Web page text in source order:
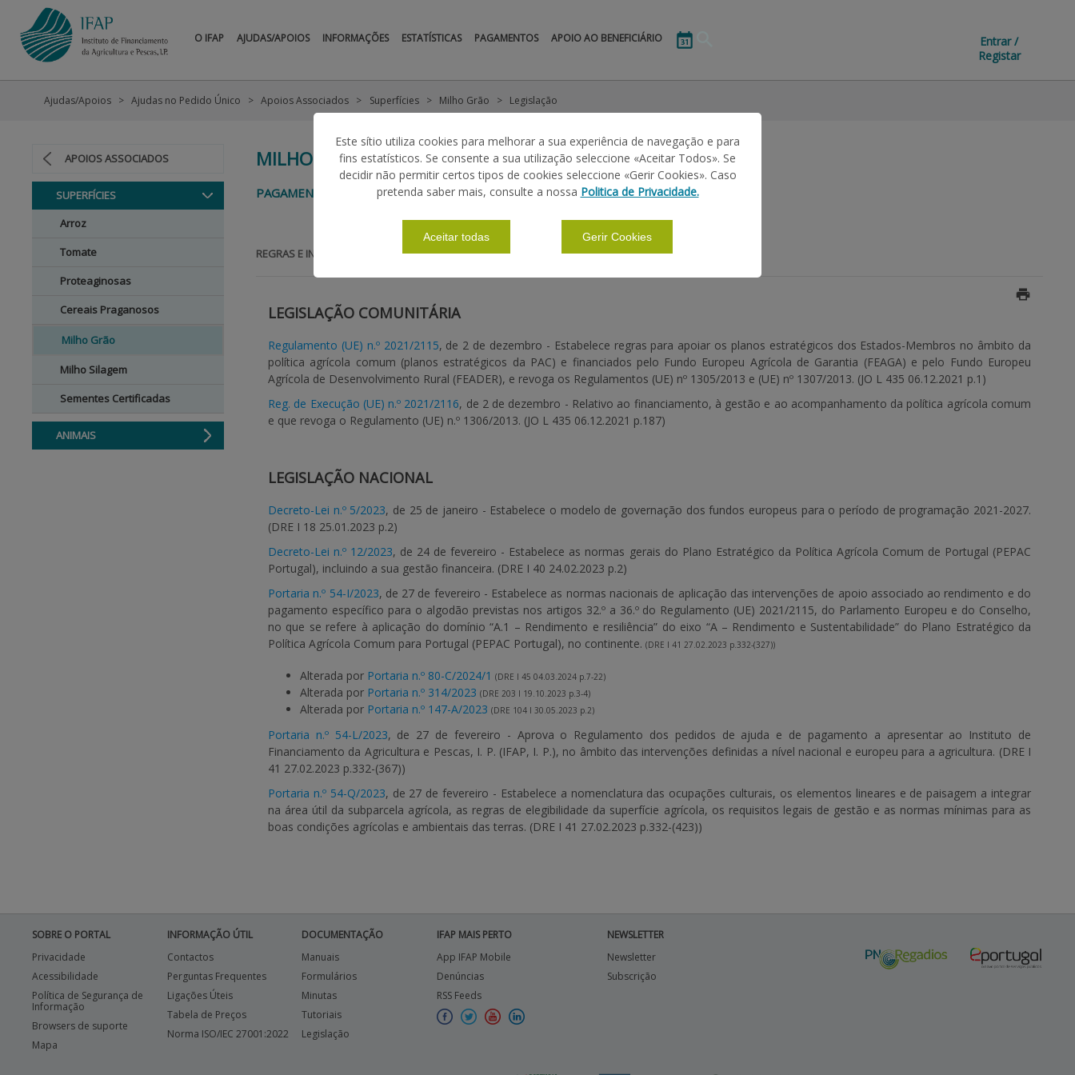
O IFAP AJUDAS/APOIOS INFORMAÇÕES ESTATÍSTICAS PAGAMENTOS APOIO AO BENEFICIÁRIO
Entrar /
Registar
APOIOS ASSOCIADOS
SUPERFÍCIES
Arroz
Tomate
Proteaginosas
Cereais Praganosos
Milho Grão
Milho Silagem
Sementes Certificadas
ANIMAIS
Ajudas/Apoios Ajudas no Pedido Único Apoios Associados Superfícies Milho Grão Legislação
MILHO GRÃO
PAGAMENTO AO MILHO GRÃO - INTERVENÇÃO A.1.2.8
REGRAS E INFORMAÇÕES BÁSICAS | PERGUNTAS FREQUENTES | LEGISLAÇÃO |
LEGISLAÇÃO COMUNITÁRIA
Regulamento (UE) n.º 2021/2115, de 2 de dezembro - Estabelece regras para apoiar os planos estratégicos dos Estados-Membros no âmbito da
política agrícola comum (planos estratégicos da PAC) e financiados pelo Fundo Europeu Agrícola de Garantia (FEAGA) e pelo Fundo Europeu
Agrícola de Desenvolvimento Rural (FEADER), e revoga os Regulamentos (UE) nº 1305/2013 e (UE) nº 1307/2013. (JO L 435 06.12.2021 p.1)
Reg. de Execução (UE) n.º 2021/2116, de 2 de dezembro - Relativo ao financiamento, à gestão e ao acompanhamento da política agrícola comum
e que revoga o Regulamento (UE) n.º 1306/2013. (JO L 435 06.12.2021 p.187)
LEGISLAÇÃO NACIONAL
Decreto-Lei n.º 5/2023, de 25 de janeiro - Estabelece o modelo de governação dos fundos europeus para o período de programação 2021-2027.
(DRE I 18 25.01.2023 p.2)
Decreto-Lei n.º 12/2023, de 24 de fevereiro - Estabelece as normas gerais do Plano Estratégico da Política Agrícola Comum de Portugal (PEPAC
Portugal), incluindo a sua gestão financeira. (DRE I 40 24.02.2023 p.2)
Portaria n.º 54-I/2023, de 27 de fevereiro - Estabelece as normas nacionais de aplicação das intervenções de apoio associado ao rendimento e do
pagamento específico para o algodão previstas nos artigos 32.º a 36.º do Regulamento (UE) 2021/2115, do Parlamento Europeu e do Conselho,
no que se refere à aplicação do domínio “A.1 – Rendimento e resiliência” do eixo “A – Rendimento e Sustentabilidade” do Plano Estratégico da
Política Agrícola Comum para Portugal (PEPAC Portugal), no continente. (DRE I 41 27.02.2023 p.332-(327))
Alterada por Portaria n.º 80-C/2024/1 (DRE I 45 04.03.2024 p.7-22)
Alterada por Portaria n.º 314/2023 (DRE 203 I 19.10.2023 p.3-4)
Alterada por Portaria n.º 147-A/2023 (DRE 104 I 30.05.2023 p.2)
Portaria n.º 54-L/2023, de 27 de fevereiro - Aprova o Regulamento dos pedidos de ajuda e de pagamento a apresentar ao Instituto de
Financiamento da Agricultura e Pescas, I. P. (IFAP, I. P.), no âmbito das intervenções definidas a nível nacional e europeu para a agricultura. (DRE I
41 27.02.2023 p.332-(367))
Portaria n.º 54-Q/2023, de 27 de fevereiro - Estabelece a nomenclatura das ocupações culturais, os elementos lineares e de paisagem a integrar
na área útil da subparcela agrícola, as regras de elegibilidade da superfície agrícola, os requisitos legais de gestão e as normas mínimas para as
boas condições agrícolas e ambientais das terras. (DRE I 41 27.02.2023 p.332-(423))
SOBRE O PORTAL
Privacidade
Acessibilidade
Política de Segurança de
Informação
Browsers de suporte
Mapa
INFORMAÇÃO ÚTIL
Contactos
Perguntas Frequentes
Ligações Úteis
Tabela de Preços
Norma ISO/IEC 27001:2022
DOCUMENTAÇÃO
Manuais
Formulários
Minutas
Tutoriais
Legislação
IFAP MAIS PERTO
App IFAP Mobile
Denúncias
RSS Feeds
NEWSLETTER
Newsletter
Subscrição
Este sítio utiliza cookies para melhorar a sua experiência de navegação e para
fins estatísticos. Se consente a sua utilização seleccione «Aceitar Todos». Se
decidir não permitir certos tipos de cookies seleccione «Gerir Cookies». Caso
pretenda saber mais, consulte a nossa Politica de Privacidade.
Aceitar todas Gerir Cookies